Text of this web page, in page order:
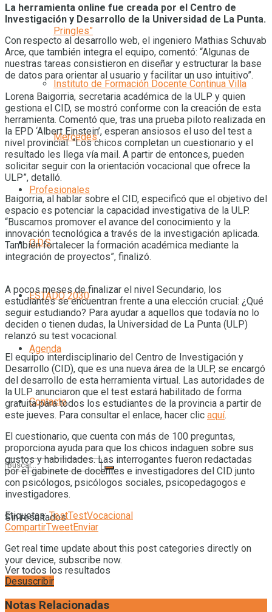
Pringles”
Instituto de Formación Docente Continua Villa
Mercedes
Profesionales
O.D.S
ESTADO 2030
Agenda
Contacto
Sin resultados
Ver todos los resultados
La herramienta online fue creada por el Centro de
Investigación y Desarrollo de la Universidad de La Punta.
Con respecto al desarrollo web, el ingeniero Mathias Schuvab
Arce, que también integra el equipo, comentó: “Algunas de
nuestras tareas consistieron en diseñar y estructurar la base
de datos para orientar al usuario y facilitar un uso intuitivo”.
Lorena Baigorria, secretaria académica de la ULP y quien
gestiona el CID, se mostró conforme con la creación de esta
herramienta. Comentó que, tras una prueba piloto realizada en
la EPD ‘Albert Einstein’, esperan ansiosos el uso del test a
nivel provincial. “Los chicos completan un cuestionario y el
resultado les llega vía mail. A partir de entonces, pueden
solicitar seguir con la orientación vocacional que ofrece la
ULP”, detalló.
Baigorria, al hablar sobre el CID, especificó que el objetivo del
espacio es potenciar la capacidad investigativa de la ULP.
“Buscamos promover el avance del conocimiento y la
innovación tecnológica a través de la investigación aplicada.
También fortalecer la formación académica mediante la
integración de proyectos”, finalizó.
A pocos meses de finalizar el nivel Secundario, los
estudiantes se encuentran frente a una elección crucial: ¿Qué
seguir estudiando? Para ayudar a aquellos que todavía no lo
deciden o tienen dudas, la Universidad de La Punta (ULP)
relanzó su test vocacional.
El equipo interdisciplinario del Centro de Investigación y
Desarrollo (CID), que es una nueva área de la ULP, se encargó
del desarrollo de esta herramienta virtual. Las autoridades de
la ULP anunciaron que el test estará habilitado de forma
gratuita para todos los estudiantes de la provincia a partir de
este jueves. Para consultar el enlace, hacer clic aquí.
El cuestionario, que cuenta con más de 100 preguntas,
proporciona ayuda para que los chicos indaguen sobre sus
gustos y habilidades. Las interrogantes fueron redactadas
por el gabinete de docentes e investigadores del CID junto
con psicólogos, psicólogos sociales, psicopedagogos e
investigadores.
Etiquetas: TestTestVocacional
CompartirTweetEnviar
Get real time update about this post categories directly on
your device, subscribe now.
Desuscribir
Notas Relacionadas